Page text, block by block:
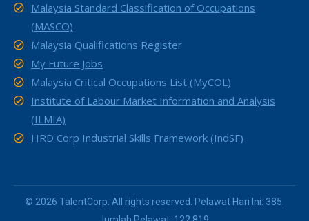
Malaysia Standard Classification of Occupations
(MASCO)
Malaysia Qualifications Register
My Future Jobs
Malaysia Critical Occupations List (MyCOL)
Institute of Labour Market Information and Analysis
(ILMIA)
HRD Corp Industrial Skills Framework (IndSF)
© 2026 TalentCorp. All rights reserved. Pelawat Hari Ini: 385.